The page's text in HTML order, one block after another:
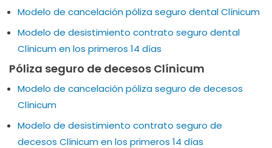
Modelo de cancelación póliza seguro dental Clínicum
Modelo de desistimiento contrato seguro dental
Clínicum en los primeros 14 días
Póliza seguro de decesos Clínicum
Modelo de cancelación póliza seguro de decesos
Clínicum
Modelo de desistimiento contrato seguro de
decesos Clínicum en los primeros 14 días